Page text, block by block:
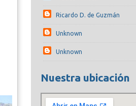
Ricardo D. de Guzmán
Unknown
Unknown
Nuestra ubicación